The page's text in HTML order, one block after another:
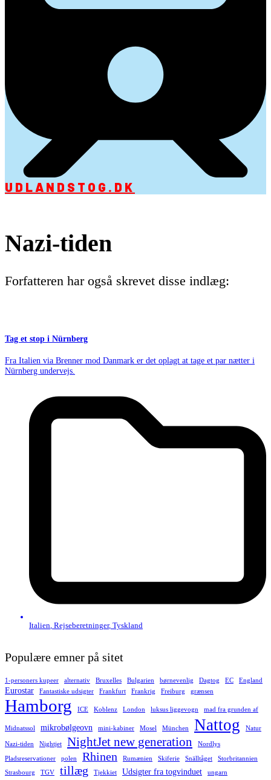
UDLANDSTOG.DK
Nazi-tiden
Forfatteren har også skrevet disse indlæg:
Tag et stop i Nürnberg
Fra Italien via Brenner mod Danmark er det oplagt at tage et par nætter i
Nürnberg undervejs.
Italien, Rejseberetninger, Tyskland
Populære emner på sitet
1-personers kupeer alternativ Bruxelles Bulgarien børnevenlig Dagtog EC England
Eurostar Fantastiske udsigter Frankfurt Frankrig Freiburg grænsen
Hamborg ICE Koblenz London luksus liggevogn mad fra grunden af
Midnatssol mikrobølgeovn mini-kabiner Mosel München Nattog Natur
Nazi-tiden Nightjet NightJet new generation Nordlys
Pladsreservationer polen Rhinen Rumænien Skiferie Snälltåget Storbritannien
Strasbourg TGV tillæg Tjekkiet Udsigter fra togvinduet
ungarn